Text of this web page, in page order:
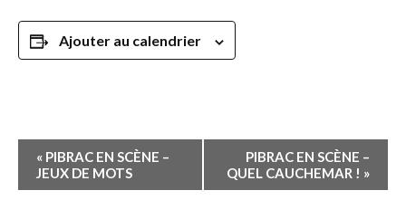
Ajouter au calendrier
Navigation
Évènement
« PIBRAC EN SCÈNE –
JEUX DE MOTS
PIBRAC EN SCÈNE –
QUEL CAUCHEMAR ! »